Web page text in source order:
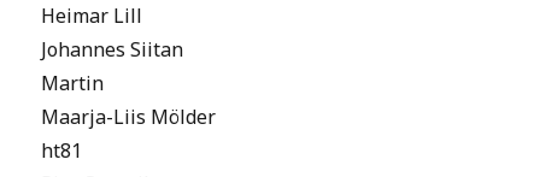
Heimar Lill
Johannes Siitan
Martin
Maarja-Liis Mölder
ht81